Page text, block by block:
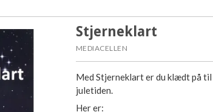
Stjerneklart
MEDIACELLEN
Med Stjerneklart er du klædt på til
juletiden.
Her er: